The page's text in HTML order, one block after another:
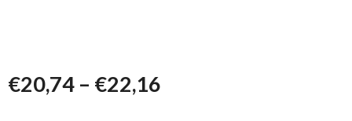
€20,74 – €22,16